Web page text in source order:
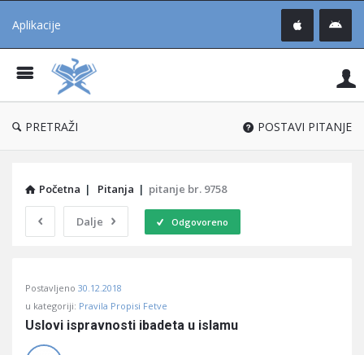
Aplikacije
®
PRETRAŽI POSTAVI PITANJE
Početna | Pitanja | pitanje br. 9758
Dalje Odgovoreno
Učene
Latest
Postavljeno 30.12.2018
u kategoriji: Pravila Propisi Fetve
Uslovi ispravnosti ibadeta u islamu